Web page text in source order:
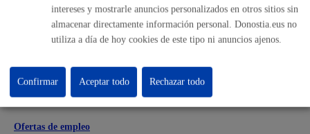
(gratuito desde Donostia / San Sebastián)
(+34) 943 481 000
Buzón de la ciudadanía
Ofertas de empleo
intereses y mostrarle anuncios personalizados en otros sitios sin
almacenar directamente información personal. Donostia.eus no
utiliza a día de hoy cookies de este tipo ni anuncios ajenos.
Rechazar todo
Confirmar Aceptar todo